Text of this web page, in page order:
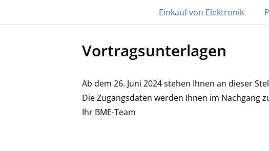
26. JUNI 2024 | MANNHEIM
Einkauf von Elektronik
15. BME-PRAXISFORUM
Einkauf von Elektronik
Vortragsunterlagen
Ab dem 26. Juni 2024 stehen Ihnen an dieser
Die Zugangsdaten werden Ihnen im Nachgang
Ihr BME-Team